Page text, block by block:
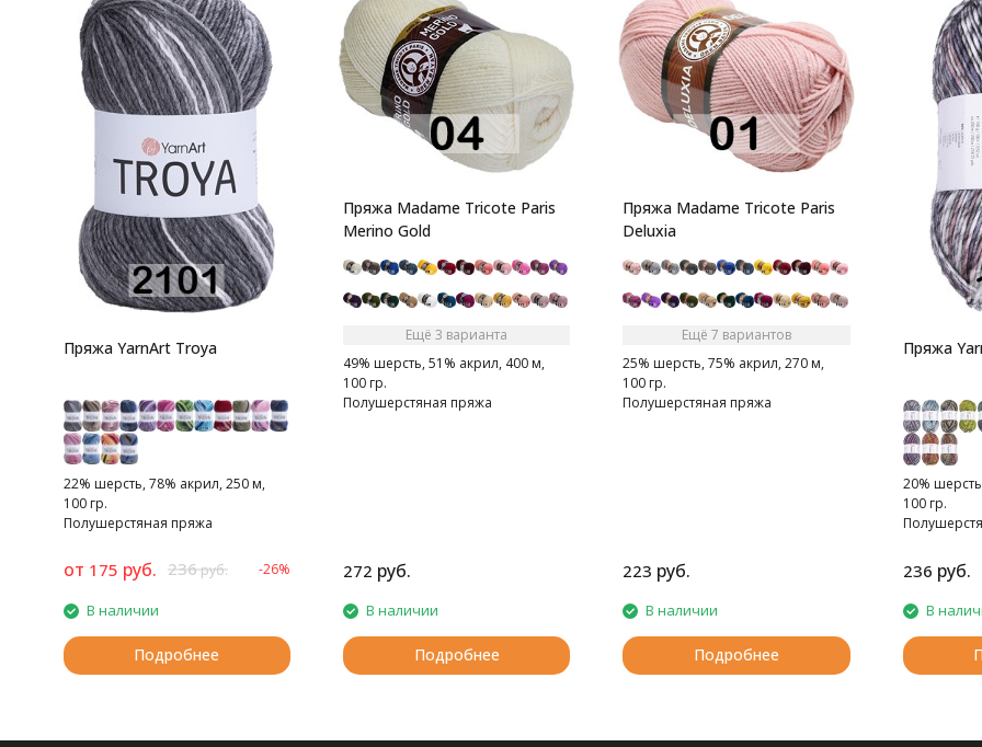
Пряжа YarnArt Troya
22% шерсть, 78% акрил, 250 м,
100 гр.
Полушерстяная пряжа
от 175 руб. 236руб. -26%
В наличии
Подробнее
Пряжа Madame Tricote Paris
Merino Gold
Ещё 3 варианта
49% шерсть, 51% акрил, 400 м,
100 гр.
Полушерстяная пряжа
272 руб.
В наличии
Подробнее
Пряжа Madame Tricote Paris
Deluxia
Ещё 7 вариантов
25% шерсть, 75% акрил, 270 м,
100 гр.
Полушерстяная пряжа
223 руб.
В наличии
Подробнее
Пряжа
20%
100 гр.
236 руб.
В